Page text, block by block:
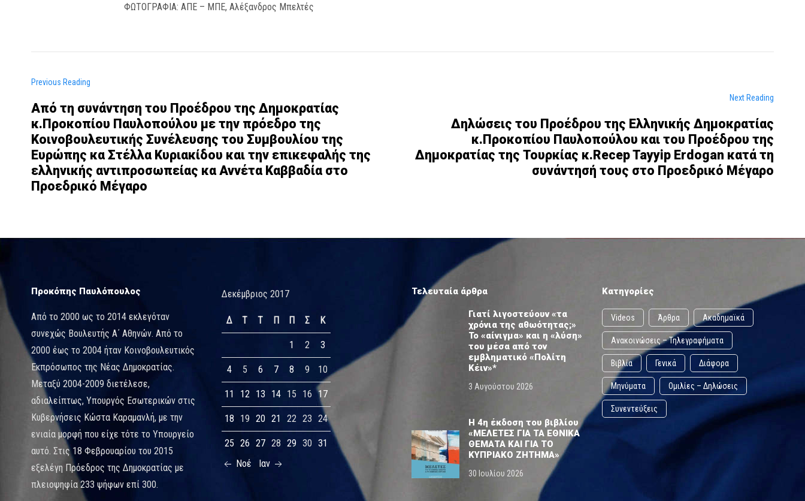
ΦΩΤΟΓΡΑΦΙΑ: ΑΠΕ – ΜΠΕ, Αλέξανδρος Μπελτές
Previous Reading
Από τη συνάντηση του Προέδρου της Δημοκρατίας
κ.Προκοπίου Παυλοπούλου με την πρόεδρο της
Κοινοβουλευτικής Συνέλευσης του Συμβουλίου της
Ευρώπης κα Στέλλα Κυριακίδου και την επικεφαλής της
ελληνικής αντιπροσωπείας κα Αννέτα Καββαδία στο
Προεδρικό Μέγαρο
Next Reading
Δηλώσεις του Προέδρου της Ελληνικής Δημοκρατίας
κ.Προκοπίου Παυλοπούλου και του Προέδρου της
Δημοκρατίας της Τουρκίας κ.Recep Tayyip Erdogan κατά τη
συνάντησή τους στο Προεδρικό Μέγαρο
Προκόπης Παυλόπουλος
Από το 2000 ως το 2014 εκλεγόταν
συνεχώς Βουλευτής Α΄ Αθηνών. Από το
2000 έως το 2004 ήταν Κοινοβουλευτικός
Εκπρόσωπος της Νέας Δημοκρατίας.
Μεταξύ 2004-2009 διετέλεσε,
αδιαλείπτως, Υπουργός Εσωτερικών στις
Κυβερνήσεις Κώστα Καραμανλή, με την
ενιαία μορφή που είχε τότε το Υπουργείο
αυτό. Στις 18 Φεβρουαρίου του 2015
εξελέγη Πρόεδρος της Δημοκρατίας με
πλειοψηφία 233 ψήφων επί 300.
Δεκέμβριος 2017
Δ Τ Τ Π Π Σ Κ
1 2 3
4 5 6 7 8 9 10
11 12 13 14 15 16 17
18 19 20 21 22 23 24
25 26 27 28 29 30 31
Νοέ
Ιαν
Τελευταία άρθρα
Γιατί λιγοστεύουν «τα
χρόνια της αθωότητας;»
Το «αίνιγμα» και η «λύση»
του μέσα από τον
εμβληματικό «Πολίτη
Κέιν»*
3 Αυγούστου 2026
Η 4η έκδοση του βιβλίου
«ΜΕΛΕΤΕΣ ΓΙΑ ΤΑ ΕΘΝΙΚΑ
ΘΕΜΑΤΑ ΚΑΙ ΓΙΑ ΤΟ
ΚΥΠΡΙΑΚΟ ΖΗΤΗΜΑ»
30 Ιουλίου 2026
Κατηγορίες
Videos Άρθρα Ακαδημαϊκά
Ανακοινώσεις – Τηλεγραφήματα
Βιβλία Γενικά Διάφορα
Μηνύματα Ομιλίες – Δηλώσεις
Συνεντεύξεις